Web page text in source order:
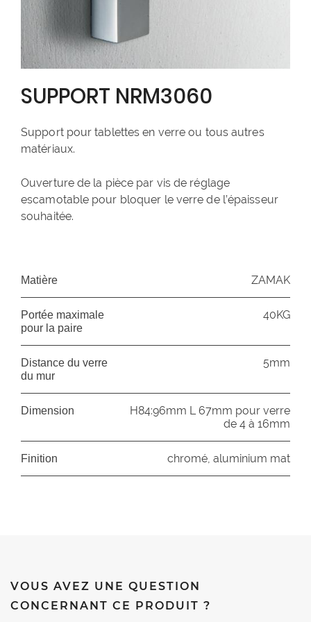
SUPPORT NRM3060
Support pour tablettes en verre ou tous autres
matériaux.
Ouverture de la pièce par vis de réglage
escamotable pour bloquer le verre de l’épaisseur
souhaitée.
Matière ZAMAK
Portée maximale
pour la paire
40KG
Distance du verre
du mur
5mm
Dimension
H84:96mm L 67mm pour verre
de 4 à 16mm
Finition chromé, aluminium mat
VOUS AVEZ UNE QUESTION
CONCERNANT CE PRODUIT ?